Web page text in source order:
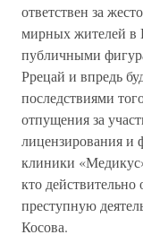
ответствен за
мирных жителей в
публичными
Ррецай и впредь
последствиями
отпущения за
лицензирования и
клиники
кто действительно
преступную
Косова.